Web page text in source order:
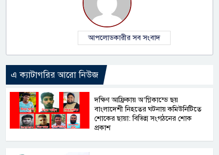
আপলোডকারীর সব সংবাদ
এ ক্যাটাগরির আরো নিউজ
দক্ষিণ আফ্রিকায় অ’গ্নিকান্ডে ছয়
বাংলাদেশী নিহতের ঘটনায় কমিউনিটিতে
শোকের ছায়া: বিভিন্ন সংগঠনের শোক
প্রকাশ